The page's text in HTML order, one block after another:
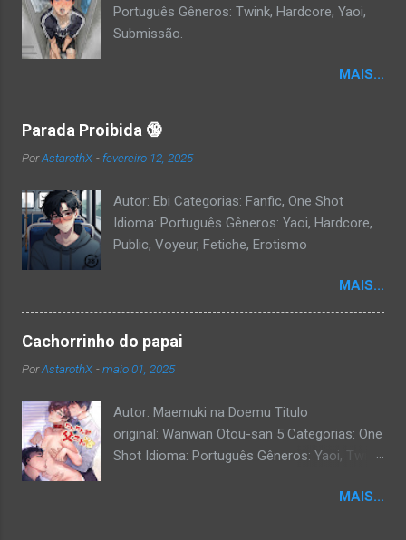
Português Gêneros: Twink, Hardcore, Yaoi,
Submissão.
MAIS...
Parada Proibida 🔞
PorAstarothX - fevereiro 12, 2025
Autor: Ebi Categorias: Fanfic, One Shot
Idioma: Português Gêneros: Yaoi, Hardcore,
Public, Voyeur, Fetiche, Erotismo
MAIS...
Cachorrinho do papai
PorAstarothX -maio 01, 2025
Autor: Maemuki na Doemu Titulo
original: Wanwan Otou-san 5 Categorias: One
Shot Idioma: Português Gêneros: Yaoi, Twink,
MAIS...